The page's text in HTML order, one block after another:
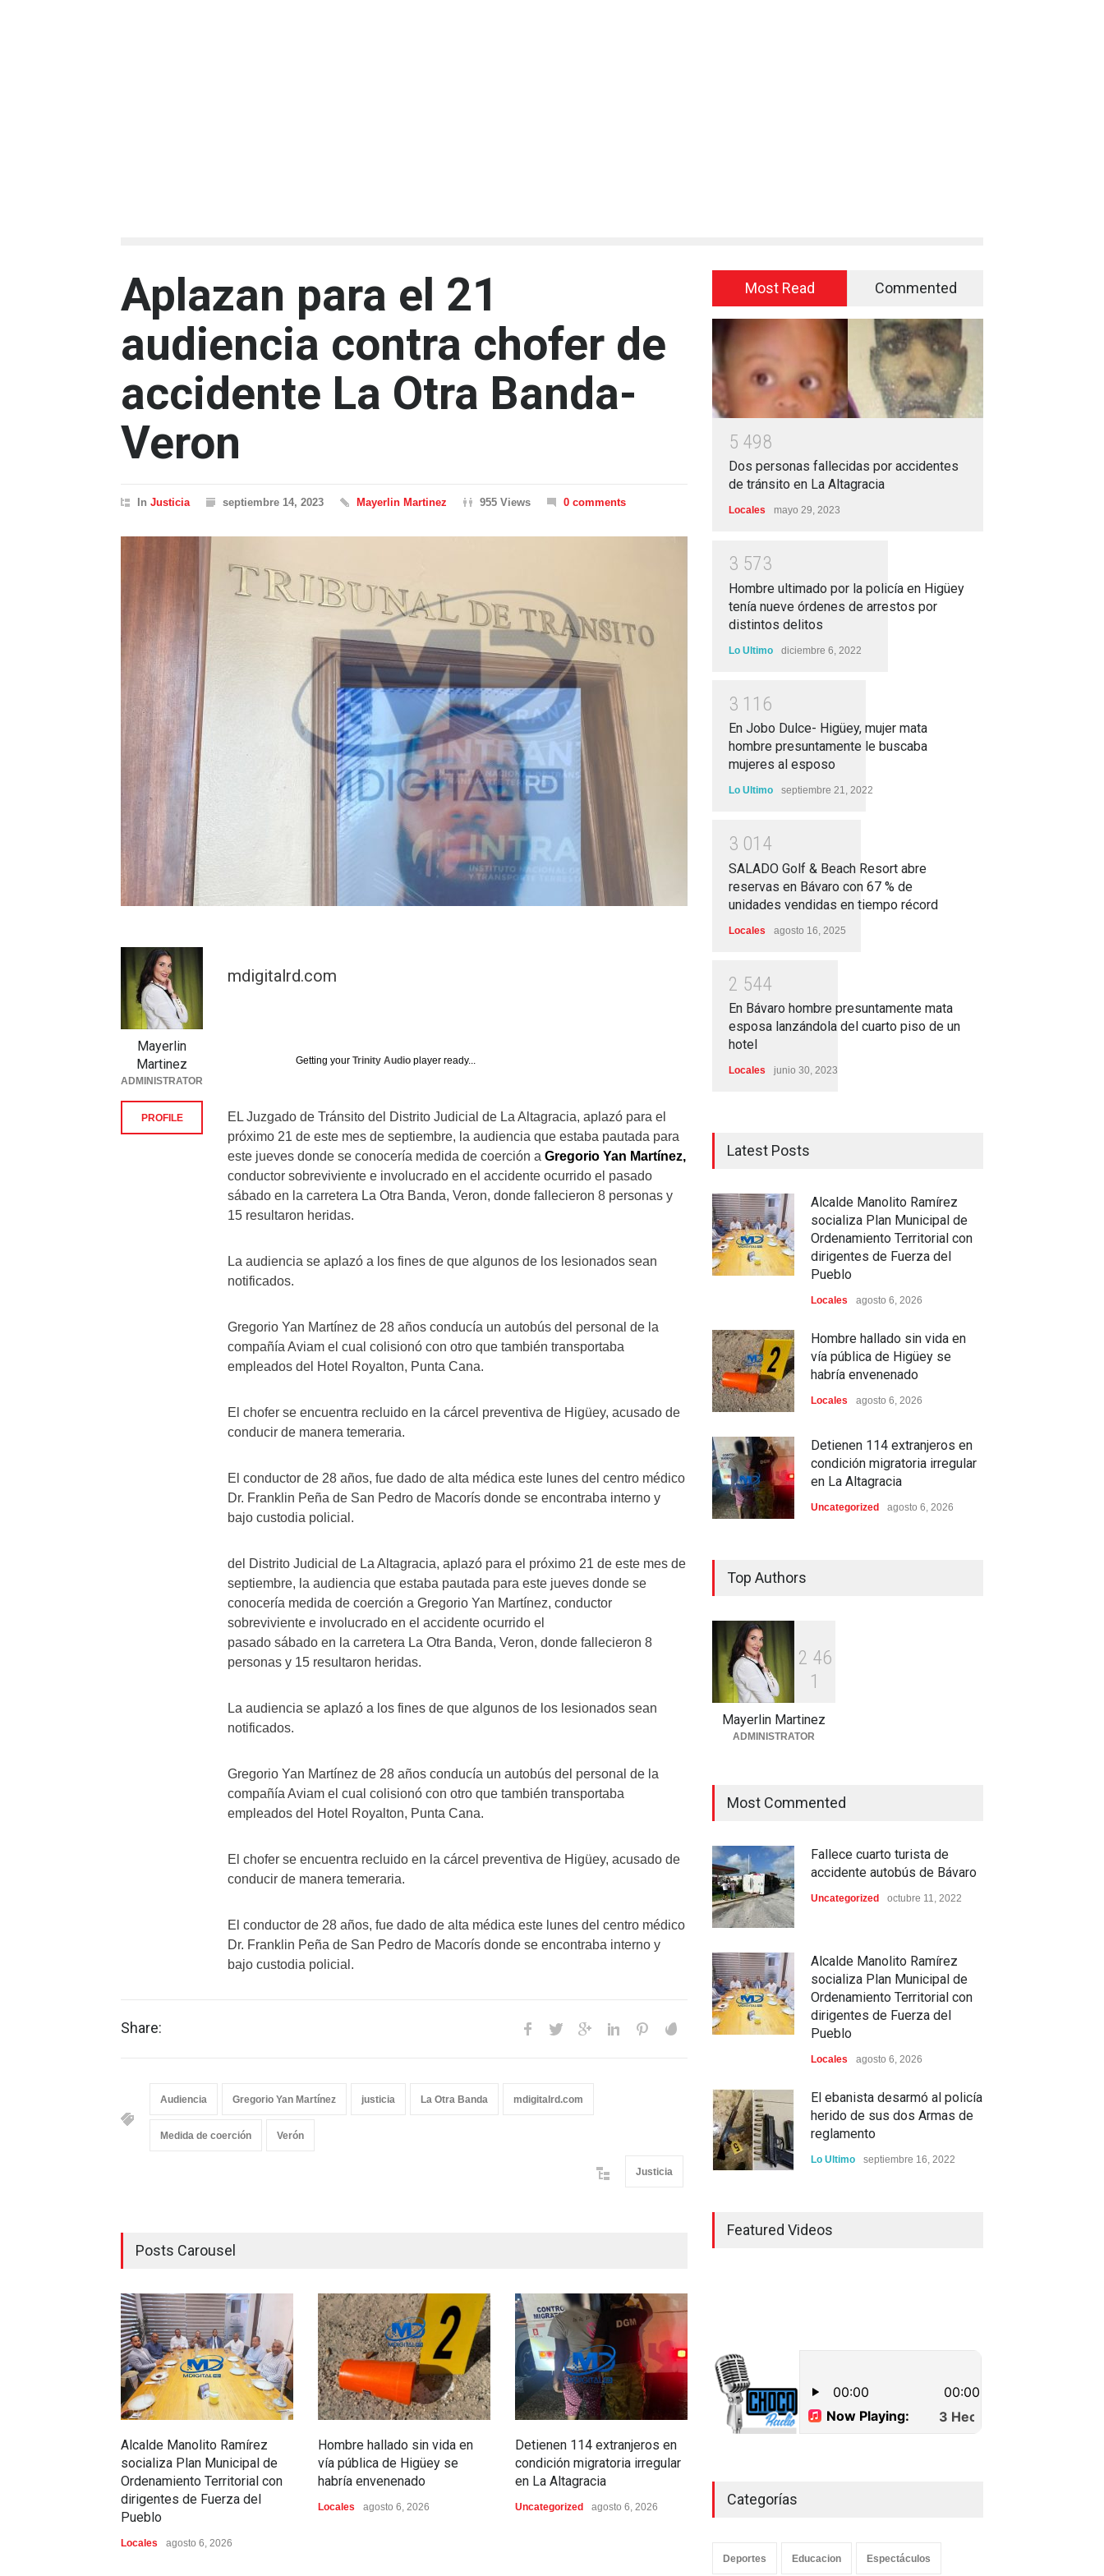
Aplazan para el 21
audiencia contra chofer de
accidente La Otra Banda-
Veron
In Justicia septiembre 14, 2023 Mayerlin Martinez 955 Views 0 comments
mdigitalrd.com
Getting your Trinity Audio player ready...
EL Juzgado de Tránsito del Distrito Judicial de La Altagracia, aplazó para el
próximo 21 de este mes de septiembre, la audiencia que estaba pautada para
este jueves donde se conocería medida de coerción a Gregorio Yan Martínez,
conductor sobreviviente e involucrado en el accidente ocurrido el pasado
sábado en la carretera La Otra Banda, Veron, donde fallecieron 8 personas y
15 resultaron heridas.
La audiencia se aplazó a los fines de que algunos de los lesionados sean
notificados.
Gregorio Yan Martínez de 28 años conducía un autobús del personal de la
compañía Aviam el cual colisionó con otro que también transportaba
empleados del Hotel Royalton, Punta Cana.
El chofer se encuentra recluido en la cárcel preventiva de Higüey, acusado de
conducir de manera temeraria.
El conductor de 28 años, fue dado de alta médica este lunes del centro médico
Dr. Franklin Peña de San Pedro de Macorís donde se encontraba interno y
bajo custodia policial.
del Distrito Judicial de La Altagracia, aplazó para el próximo 21 de este mes de
septiembre, la audiencia que estaba pautada para este jueves donde se
conocería medida de coerción a Gregorio Yan Martínez, conductor
sobreviviente e involucrado en el accidente ocurrido el
pasado sábado en la carretera La Otra Banda, Veron, donde fallecieron 8
personas y 15 resultaron heridas.
La audiencia se aplazó a los fines de que algunos de los lesionados sean
notificados.
Gregorio Yan Martínez de 28 años conducía un autobús del personal de la
compañía Aviam el cual colisionó con otro que también transportaba
empleados del Hotel Royalton, Punta Cana.
El chofer se encuentra recluido en la cárcel preventiva de Higüey, acusado de
conducir de manera temeraria.
El conductor de 28 años, fue dado de alta médica este lunes del centro médico
Dr. Franklin Peña de San Pedro de Macorís donde se encontraba interno y
bajo custodia policial.
Mayerlin
Martinez
ADMINISTRATOR
PROFILE
Share:
Audiencia Gregorio Yan Martínez justicia La Otra Banda mdigitalrd.com
Medida de coerción Verón
Justicia
Posts Carousel
Alcalde Manolito Ramírez
socializa Plan Municipal de
Ordenamiento Territorial con
dirigentes de Fuerza del
Pueblo
Locales agosto 6, 2026
Hombre hallado sin vida en
vía pública de Higüey se
habría envenenado
Locales agosto 6, 2026
Detienen 114 extranjeros en
condición migratoria irregular
en La Altagracia
Uncategorized agosto 6, 2026
narcotráfico y lavado
desarticulada en San Pedro
de Macorís
Most Read Commented
5 498
Dos personas fallecidas por accidentes
de tránsito en La Altagracia
Locales mayo 29, 2023
3 573
Hombre ultimado por la policía en Higüey
tenía nueve órdenes de arrestos por
distintos delitos
Lo Ultimo diciembre 6, 2022
3 1 1 6
En Jobo Dulce- Higüey, mujer mata
hombre presuntamente le buscaba
mujeres al esposo
Lo Ultimo septiembre 21, 2022
3 01 4
SALADO Golf & Beach Resort abre
reservas en Bávaro con 67 % de
unidades vendidas en tiempo récord
Locales agosto 16, 2025
2 544
En Bávaro hombre presuntamente mata
esposa lanzándola del cuarto piso de un
hotel
Locales junio 30, 2023
Latest Posts
Alcalde Manolito Ramírez
socializa Plan Municipal de
Ordenamiento Territorial con
dirigentes de Fuerza del
Pueblo
Locales agosto 6, 2026
Hombre hallado sin vida en
vía pública de Higüey se
habría envenenado
Locales agosto 6, 2026
Detienen 114 extranjeros en
condición migratoria irregular
en La Altagracia
Uncategorized agosto 6, 2026
Región Este
Aplazan por segunda vez
coerción contra mujer
acusada de homicidio en
Top Authors
2 46
1
Mayerlin Martinez
ADMINISTRATOR
Most Commented
Fallece cuarto turista de
accidente autobús de Bávaro
Uncategorized octubre 11, 2022
Alcalde Manolito Ramírez
socializa Plan Municipal de
Ordenamiento Territorial con
dirigentes de Fuerza del
Pueblo
Locales agosto 6, 2026
El ebanista desarmó al policía
herido de sus dos Armas de
reglamento
Lo Ultimo septiembre 16, 2022
Uncategorized septiembre 17, 2022
Featured Videos
Categorías
Deportes Educacion Espectáculos